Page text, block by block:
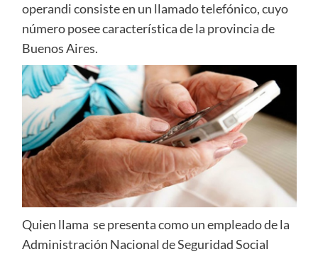
operandi consiste en un llamado telefónico, cuyo
número posee característica de la provincia de
Buenos Aires.
Quien llama se presenta como un empleado de la
Administración Nacional de Seguridad Social